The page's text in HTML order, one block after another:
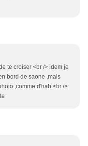
te croiser <br /> idem je
bord de saone ,mais
,comme d'hab <br />